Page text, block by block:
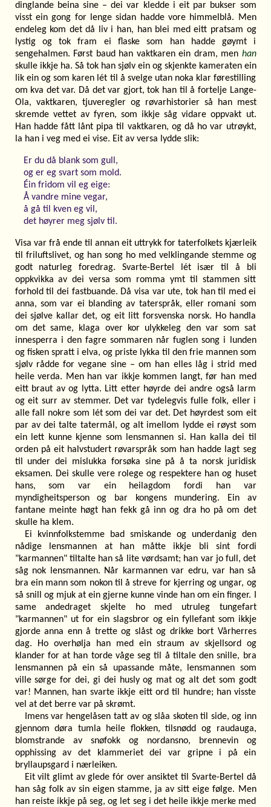
dinglande beina sine – dei var kledde i eit par bukser som
visst ein gong for lenge sidan hadde vore himmelblå. Men
endeleg kom det då liv i han, han blei med eitt pratsam og
lystig og tok fram ei flaske som han hadde gøymt i
sengehalmen. Først baud han vaktkaren ein dram, men han
skulle ikkje ha. Så tok han sjølv ein og skjenkte kameraten ein
lik ein og som karen lét til å svelge utan noka klar førestilling
om kva det var. Då det var gjort, tok han til å fortelje Lange-
Ola, vaktkaren, tjuveregler og røvarhistorier så han mest
skremde vettet av fyren, som ikkje såg vidare oppvakt ut.
Han hadde fått lånt pipa til vaktkaren, og då ho var utrøykt,
la han i veg med ei vise. Eit av versa lydde slik:
Er du då blank som gull,
og er eg svart som mold.
Éin fridom vil eg eige:
Å vandre mine vegar,
å gå til kven eg vil,
det høyrer meg sjølv til.
Visa var frå ende til annan eit uttrykk for taterfolkets kjærleik
til friluftslivet, og han song ho med velklingande stemme og
godt naturleg foredrag. Svarte-Bertel lét især til å bli
oppkvikka av dei versa som romma ymt til stammen sitt
forhold til dei fastbuande. Då visa var ute, tok han til med ei
anna, som var ei blanding av taterspråk, eller romani som
dei sjølve kallar det, og eit litt forsvenska norsk. Ho handla
om det same, klaga over kor ulykkeleg den var som sat
innesperra i den fagre sommaren når fuglen song i lunden
og fisken spratt i elva, og priste lykka til den frie mannen som
sjølv rådde for vegane sine – om han elles låg i strid med
heile verda. Men han var ikkje kommen langt, før han med
eitt braut av og lytta. Litt etter høyrde dei andre også larm
og eit surr av stemmer. Det var tydelegvis fulle folk, eller i
alle fall nokre som lét som dei var det. Det høyrdest som eit
par av dei talte tatermål, og alt imellom lydde ei røyst som
ein lett kunne kjenne som lensmannen si. Han kalla dei til
orden på eit halvstudert røvarspråk som han hadde lagt seg
til under dei mislukka forsøka sine på å ta norsk juridisk
eksamen. Dei skulle vere rolege og respektere han og huset
hans, som var ein heilagdom fordi han var
myndigheitsperson og bar kongens mundering. Ein av
fantane meinte høgt han fekk gå inn og dra ho på om det
skulle ha klem.
Ei kvinnfolkstemme bad smiskande og underdanig den
nådige lensmannen at han måtte ikkje bli sint fordi
"karmannen" tiltalte han så lite vørdsamt; han var jo full, det
såg nok lensmannen. Når karmannen var edru, var han så
bra ein mann som nokon til å streve for kjerring og ungar, og
så snill og mjuk at ein gjerne kunne vinde han om ein finger. I
same andedraget skjelte ho med utruleg tungefart
"karmannen" ut for ein slagsbror og ein fyllefant som ikkje
gjorde anna enn å trette og slåst og drikke bort Vårherres
dag. Ho overhølja han med ein straum av skjellsord og
klander for at han torde våge seg til å tiltale den snille, bra
lensmannen på ein så upassande måte, lensmannen som
ville sørge for dei, gi dei husly og mat og alt det som godt
var! Mannen, han svarte ikkje eitt ord til hundre; han visste
vel at det berre var på skrømt.
Imens var hengelåsen tatt av og slåa skoten til side, og inn
gjennom døra tumla heile flokken, tilsnødd og raudauga,
blomstrande av snøfokk og nordansno, brennevin og
opphissing av det klammeriet dei var gripne i på ein
bryllaupsgard i nærleiken.
Eit vilt glimt av glede fór over ansiktet til Svarte-Bertel då
han såg folk av sin eigen stamme, ja av sitt eige følge. Men
han reiste ikkje på seg, og let seg i det heile ikkje merke med